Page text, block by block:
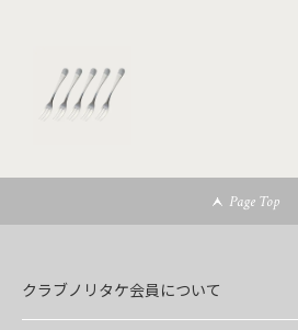
Page Top
クラブノリタケ会員について